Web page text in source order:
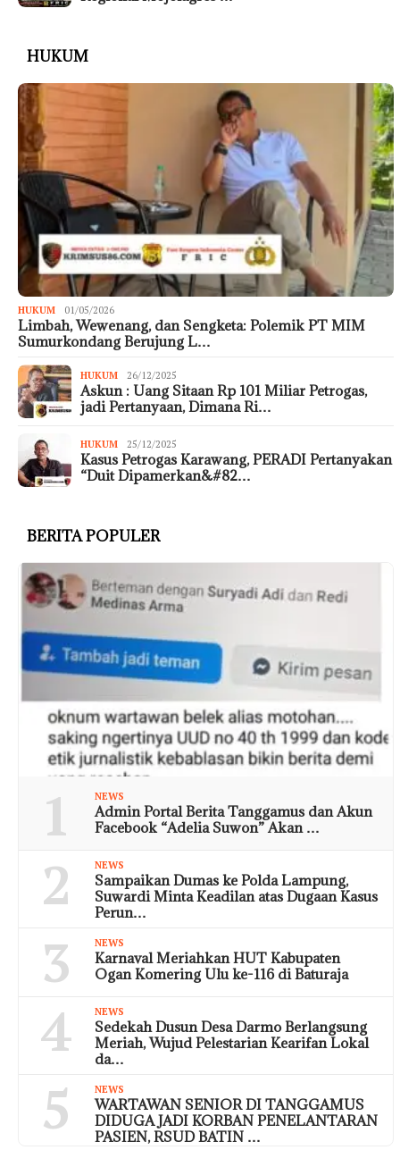
HUKUM
HUKUM 01/05/2026
Limbah, Wewenang, dan Sengketa: Polemik PT MIM
Sumurkondang Berujung L…
HUKUM 26/12/2025
Askun : Uang Sitaan Rp 101 Miliar Petrogas,
jadi Pertanyaan, Dimana Ri…
HUKUM 25/12/2025
Kasus Petrogas Karawang, PERADI Pertanyakan
“Duit Dipamerkan&#82…
BERITA POPULER
1 NEWS
Admin Portal Berita Tanggamus dan Akun
Facebook “Adelia Suwon” Akan …
2 NEWS
Sampaikan Dumas ke Polda Lampung,
Suwardi Minta Keadilan atas Dugaan Kasus
Perun…
3 NEWS
Karnaval Meriahkan HUT Kabupaten
Ogan Komering Ulu ke-116 di Baturaja
4 NEWS
Sedekah Dusun Desa Darmo Berlangsung
Meriah, Wujud Pelestarian Kearifan Lokal
da…
5 NEWS
WARTAWAN SENIOR DI TANGGAMUS
DIDUGA JADI KORBAN PENELANTARAN
PASIEN, RSUD BATIN …